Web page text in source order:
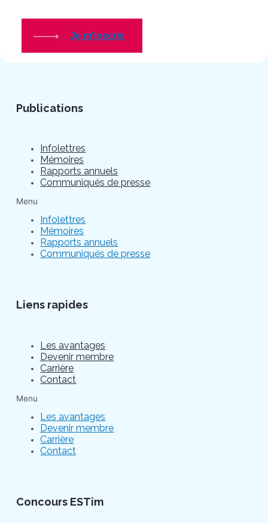
Je m'inscris
Publications
Infolettres
Mémoires
Rapports annuels
Communiqués de presse
Menu
Infolettres
Mémoires
Rapports annuels
Communiqués de presse
Liens rapides
Les avantages
Devenir membre
Carrière
Contact
Menu
Les avantages
Devenir membre
Carrière
Contact
Concours ESTim